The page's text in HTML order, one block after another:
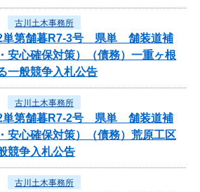
古川土木事務所
2単第舗暮R7-3号 県単 舗装道補
安心確保対策）（債務）一重ヶ根
般競争入札公告
古川土木事務所
2単第舗暮R7-2号 県単 舗装道補
安心確保対策）（債務）荒原工区
競争入札公告
古川土木事務所